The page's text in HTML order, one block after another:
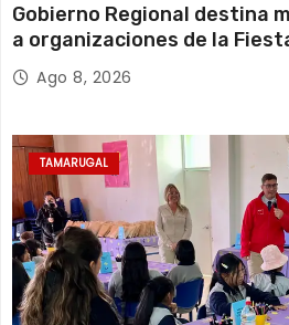
Gobierno Regional destina
a organizaciones de la
Tarapacá
Ago 8, 2026
TAMARUGAL